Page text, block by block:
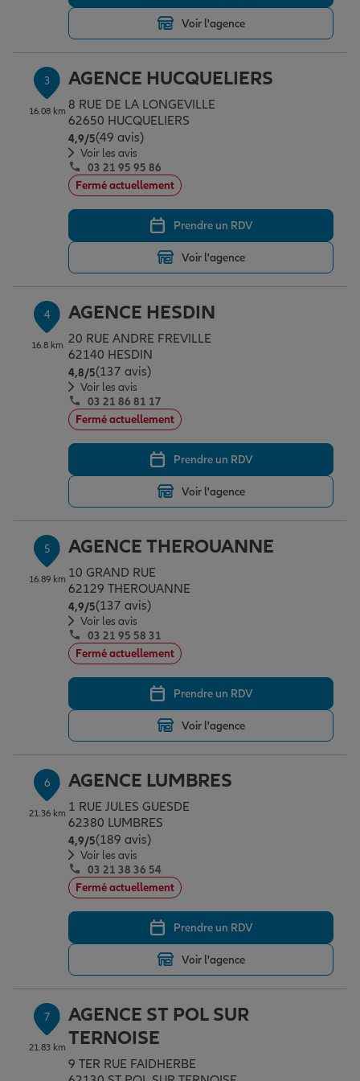
Garantie des accidents de la vie
Assurance scolaire
Protection juridique
Tous nos devis d'assurance
Voir l'agence
3
16.08 km
AGENCE HUCQUELIERS
8 RUE DE LA LONGEVILLE
62650 HUCQUELIERS
4,9/5Note de 4.9 sur 5
(49 avis)
Voir les avis
03 21 95 95 86
Fermé actuellement
Prendre un RDV
Voir l'agence
4
16.8 km
AGENCE HESDIN
20 RUE ANDRE FREVILLE
62140 HESDIN
4,8/5Note de 4.8 sur 5
(137 avis)
Voir les avis
03 21 86 81 17
Fermé actuellement
Prendre un RDV
Voir l'agence
5
16.89 km
AGENCE THEROUANNE
10 GRAND RUE
62129 THEROUANNE
4,9/5Note de 4.9 sur 5
(137 avis)
Voir les avis
03 21 95 58 31
Fermé actuellement
Prendre un RDV
Voir l'agence
6
21.36 km
AGENCE LUMBRES
1 RUE JULES GUESDE
62380 LUMBRES
4,9/5Note de 4.9 sur 5
(189 avis)
Voir les avis
03 21 38 36 54
Fermé actuellement
Prendre un RDV
Voir l'agence
7
21.83 km
AGENCE ST POL SUR
TERNOISE
9 TER RUE FAIDHERBE